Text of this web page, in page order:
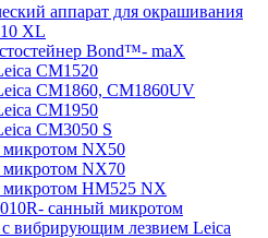
аппарат для окрашивания
XL
Bond™- maX
CM1520
CM1860, CM1860UV
CM1950
CM3050 S
микротом NX50
микротом NX70
микротом HM525 NX
санный микротом
вибрирующим лезвием Leica